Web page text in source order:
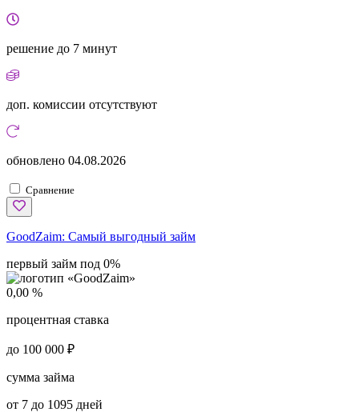
решение до 7 минут
доп. комиссии отсутствуют
обновлено 04.08.2026
Сравнение
GoodZaim: Самый выгодный займ
первый займ под 0%
0,00 %
процентная ставка
до 100 000 ₽
сумма займа
от 7 до 1095 дней